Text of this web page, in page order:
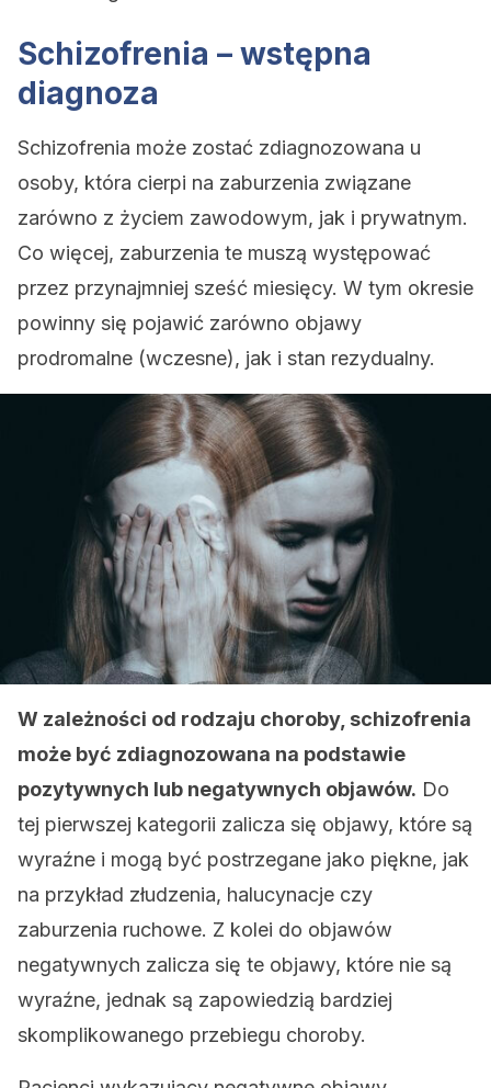
Schizofrenia – wstępna
diagnoza
Schizofrenia może zostać zdiagnozowana u
osoby, która cierpi na zaburzenia związane
zarówno z życiem zawodowym, jak i prywatnym.
Co więcej, zaburzenia te muszą występować
przez przynajmniej sześć miesięcy. W tym okresie
powinny się pojawić zarówno objawy
prodromalne (wczesne), jak i stan rezydualny.
W zależności od rodzaju choroby, schizofrenia
może być zdiagnozowana na podstawie
pozytywnych lub negatywnych objawów. Do
tej pierwszej kategorii zalicza się objawy, które są
wyraźne i mogą być postrzegane jako piękne, jak
na przykład złudzenia, halucynacje czy
zaburzenia ruchowe. Z kolei do objawów
negatywnych zalicza się te objawy, które nie są
wyraźne, jednak są zapowiedzią bardziej
skomplikowanego przebiegu choroby.